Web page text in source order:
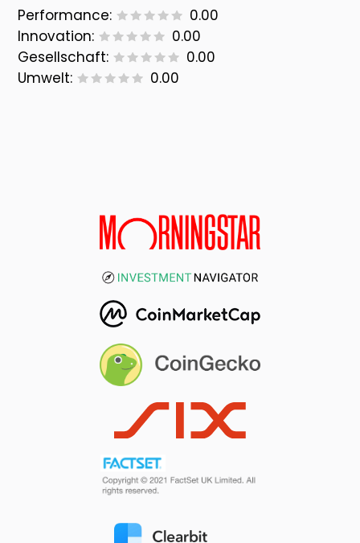
Performance:
0.00
Innovation:
0.00
Gesellschaft:
0.00
Umwelt:
0.00